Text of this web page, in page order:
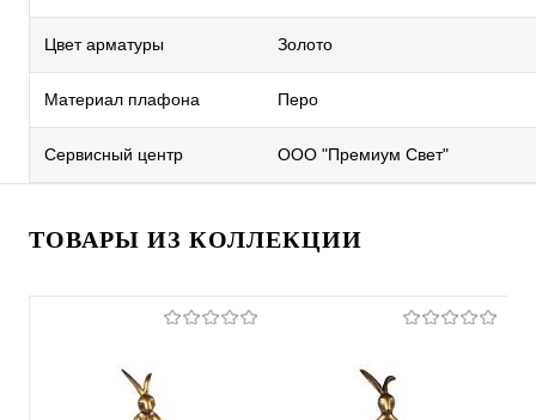
Цвет арматуры Золото
Материал плафона Перо
Сервисный центр ООО "Премиум Свет"
ТОВАРЫ ИЗ КОЛЛЕКЦИИ